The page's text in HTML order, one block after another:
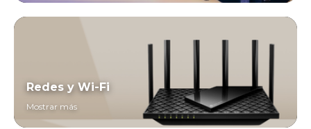
Redes y Wi-Fi
Mostrar más